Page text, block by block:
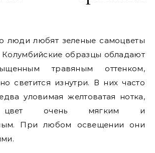
люди любят зеленые самоцветы
Колумбийские образцы обладают
травяным оттенком,
светится изнутри. В них часто
уловимая желтоватая нотка,
цвет очень мягким и
При любом освещении они